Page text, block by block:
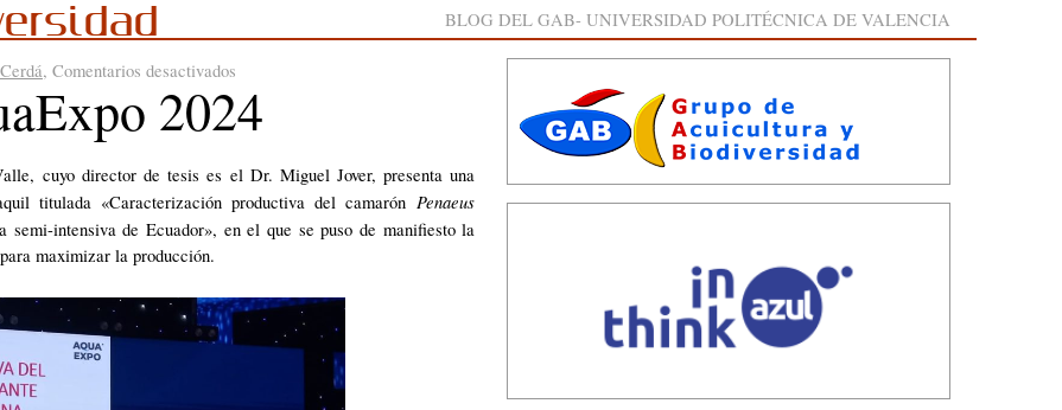
BLOG DEL GAB- UNIVERSIDAD POLITÉCNICA DE VALENCIA
, Comentarios desactivadosen
Presentacion
en
2024
2024
cuyo director de tesis es el Dr. Miguel Jover, presenta una
titulada «Caracterización productiva del camarón Penaeus
intensiva de Ecuador», en el que se puso de manifiesto la
maximizar la producción.